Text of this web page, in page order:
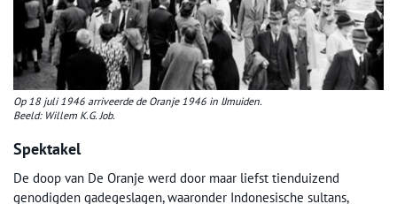
Op 18 juli 1946 arriveerde de Oranje 1946 in IJmuiden.
Beeld: Willem K.G. Job.
Spektakel
De doop van De Oranje werd door maar liefst tienduizend
genodigden gadegeslagen, waaronder Indonesische sultans,